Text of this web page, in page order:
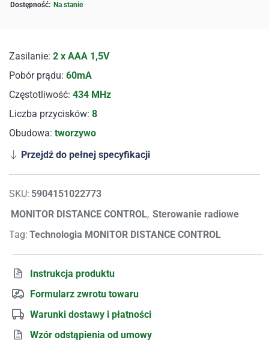
Zasilanie: 2 x AAA 1,5V
Pobór prądu: 60mA
Częstotliwość: 434 MHz
Liczba przycisków: 8
Obudowa: tworzywo
Przejdź do pełnej specyfikacji
SKU: 5904151022773
MONITOR DISTANCE CONTROL, Sterowanie radiowe
Tag: Technologia MONITOR DISTANCE CONTROL
Instrukcja produktu
Formularz zwrotu towaru
Warunki dostawy i płatności
Wzór odstąpienia od umowy
Na stanie